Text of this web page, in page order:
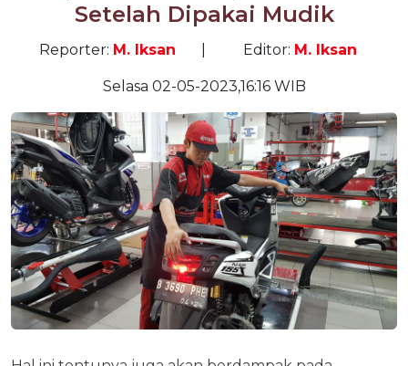
Setelah Dipakai Mudik
Reporter: M. Iksan Editor: M. Iksan
Selasa 02-05-2023,16:16 WIB